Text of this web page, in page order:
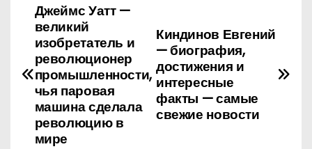
Н
в
Киндинов Евгений
— биография,
достижения и
интересные
факты — самые
свежие новости
Джеймс Уатт —
великий
изобретатель и
революционер
промышленности,
чья паровая
машина сделала
революцию в
мире